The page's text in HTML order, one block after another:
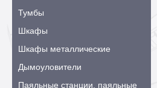
Тумбы
Шкафы
Шкафы металлические
Дымоуловители
Паяльные станции, паяльные